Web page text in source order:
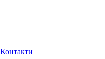
Контакти